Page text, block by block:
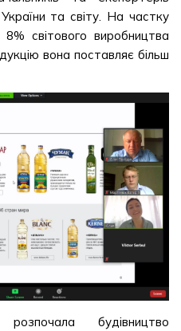
та світу. На частку
світового виробництва
вона поставляє більш
будівництво